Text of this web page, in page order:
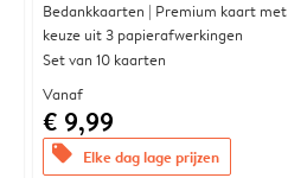
Bedankkaarten | Premium kaart met
keuze uit 3 papierafwerkingen
Set van 10 kaarten
Vanaf
€ 9,99
offers Elke dag lage prijzen